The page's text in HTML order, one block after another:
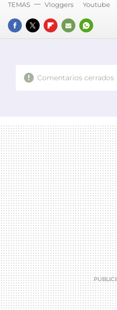
FACEBOOK
TWITTERFLIPBOARD
E-
WHATSAPP
TEMAS Vloggers Youtube
Comentarios cerrados